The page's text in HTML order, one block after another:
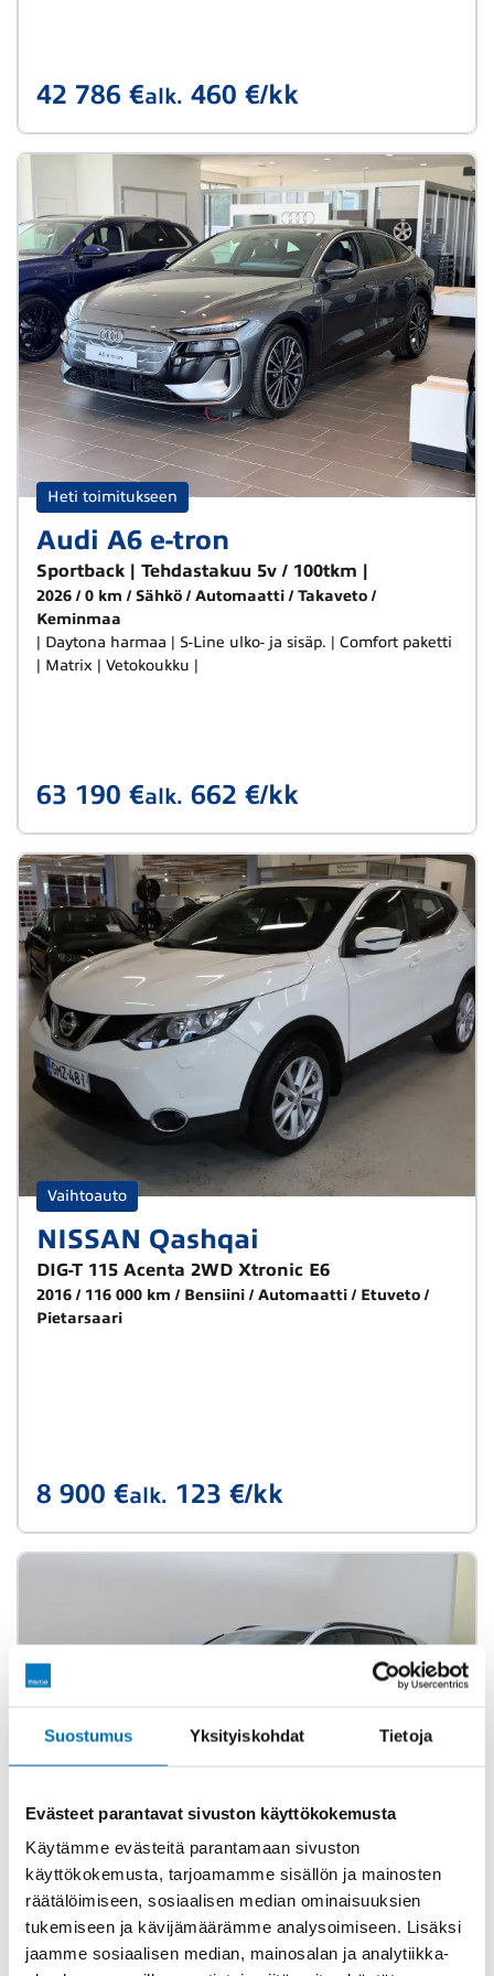
Suostumus Yksityiskohdat Tietoja
Evästeet parantavat sivuston käyttökokemusta
Käytämme evästeitä parantamaan sivuston
käyttökokemusta, tarjoamamme sisällön ja mainosten
räätälöimiseen, sosiaalisen median ominaisuuksien
tukemiseen ja kävijämäärämme analysoimiseen. Lisäksi
jaamme sosiaalisen median, mainosalan ja analytiikka-
42 786 €alk. 460 €/kk
Heti toimitukseen
Audi A6 e-tron
Sportback | Tehdastakuu 5v / 100tkm |
2026 0 km Sähkö Automaatti
Takaveto
Keminmaa
| Daytona harmaa | S-Line ulko- ja sisäp. | Comfort paketti
| Matrix | Vetokoukku |
63 190 €alk. 662 €/kk
Vaihtoauto
NISSAN Qashqai
DIG-T 115 Acenta 2WD Xtronic E6
2016 116 000 km Bensiini Automaatti
Etuveto
Pietarsaari
8 900 €alk. 123 €/kk
Heti toimitukseen
Opel Astra
Sports Tourer Edition Plus Hybrid 145